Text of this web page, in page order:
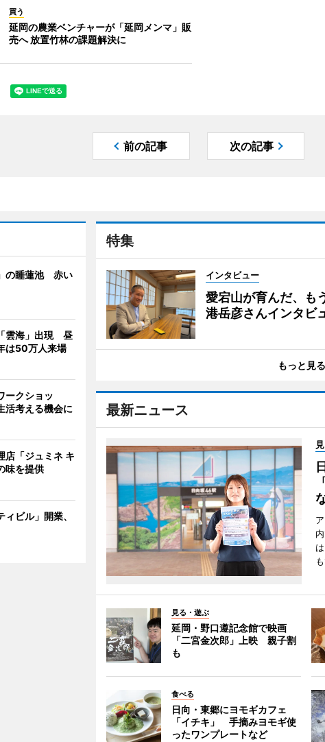
買う
延岡の農業ベンチャーが「延岡メンマ」販
売へ 放置竹林の課題解決に
前の記事 次の記事
特集
インタビュー
愛宕山が育んだ、も
港岳彦さんインタビ
もっと見る
最新ニュース
見る・遊ぶ
延岡・野口遵記念館で映画
「二宮金次郎」上映 親子割
も
食べる
日向・東郷にヨモギカフェ
「イチキ」 手摘みヨモギ使
ったワンプレートなど
の睡蓮池 赤い
雲海」出現 昼
は50万人来場
ークショッ
考える機会に
店「ジュミネ キ
味を提供
ビル」開業、